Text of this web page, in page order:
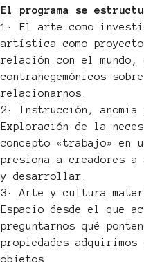
El programa se
1· El arte como
artística como
relación con el mundo,
contrahegemónicos
relacionarnos.
2· Instrucción,
Exploración de la
concepto «trabajo» en
presiona a creadores
y desarrollar.
3· Arte y cultura
Espacio desde el que
preguntarnos qué
propiedades adquirimos
objetos.